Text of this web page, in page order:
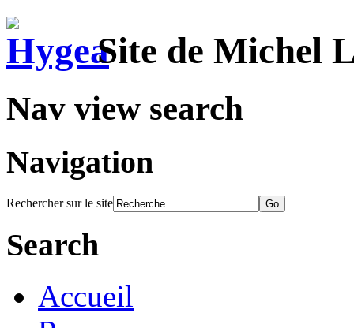
Site de Michel
Nav view search
Navigation
Rechercher sur le site
Search
Accueil